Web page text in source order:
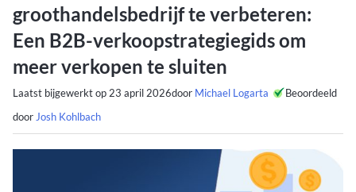
groothandelsbedrijf te verbeteren:
Een B2B-verkoopstrategiegids om
meer verkopen te sluiten
Laatst bijgewerkt op 23 april 2026door Michael Logarta
Beoordeeld
door Josh Kohlbach